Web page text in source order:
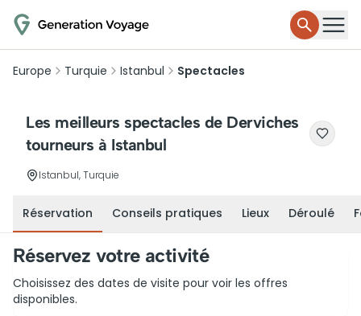
Europe Turquie Istanbul Spectacles
Les meilleurs spectacles de Derviches
tourneurs à Istanbul
Istanbul, Turquie
Réservation Conseils pratiques Lieux Déroulé
Réservez votre activité
Choisissez des dates de visite pour voir les offres
disponibles.